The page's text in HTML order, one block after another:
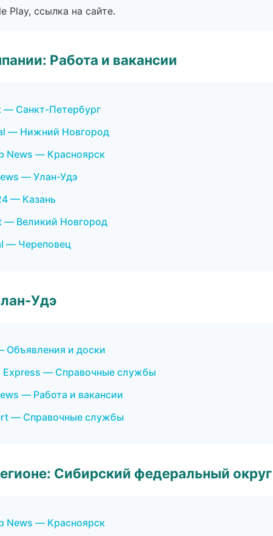
Play, ссылка на сайте.
Работа и вакансии
— Санкт-Петербург
— Нижний Новгород
News — Красноярск
— Улан-Удэ
— Казань
— Великий Новгород
— Череповец
Удэ
Объявления и доски
Express — Справочные службы
— Работа и вакансии
— Справочные службы
Сибирский федеральный округ
News — Красноярск